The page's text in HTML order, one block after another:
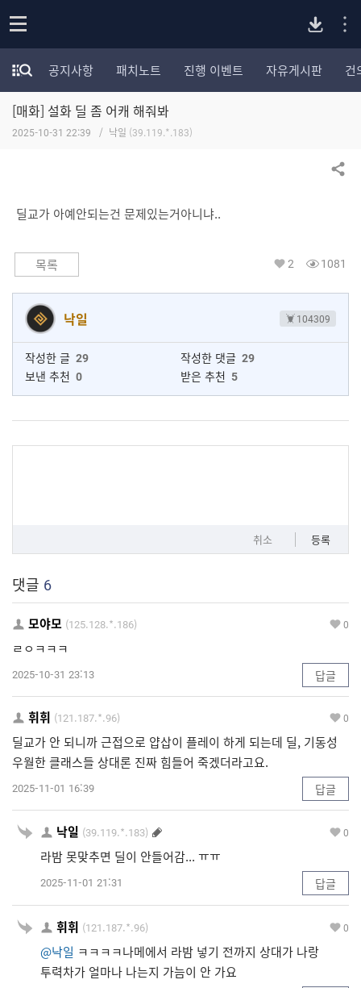
p
e
n
드
모
험
가
포
리
전
보
공지사항 패치노트 진행 이벤트 자유게시판 건
[매화] 설화 딜 좀 어캐 해줘봐
2025-10-31 22:39 낙일 (39.119.*.183)
공유하기
딜교가 아예안되는건 문제있는거아니냐..
목록 2 1081
낙일 104309
작성한 글 29 작성한 댓글 29
보낸 추천 0 받은 추천 5
취소 등록
댓글 6
모야모 (125.128.*.186) 0
ㄹㅇㅋㅋㅋ
2025-10-31 23:13 답글
휘휘 (121.187.*.96) 0
딜교가 안 되니까 근접으로 얍삽이 플레이 하게 되는데 딜, 기동성
우월한 클래스들 상대론 진짜 힘들어 죽겠더라고요.
2025-11-01 16:39 답글
낙일 (39.119.*.183) 0
라밤 못맞추면 딜이 안들어감... ㅠㅠ
2025-11-01 21:31 답글
휘휘 (121.187.*.96) 0
@낙일 ㅋㅋㅋㅋ나메에서 라밤 넣기 전까지 상대가 나랑
투력차가 얼마나 나는지 가늠이 안 가요